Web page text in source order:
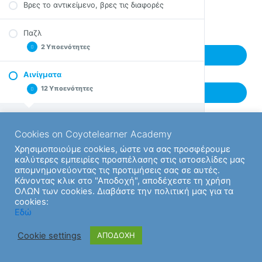
Λύσε το μυστήριο 03
Λύσε το μυστήριο 05
Λύσε το μυστήριο 07
Λύσε το μυστήριο 08
Λύσε το μυστήριο 11
Λύσε το μυστήριο 12
Λύσε το μυστήριο 13
Λύσε το μυστήριο 14
Λύσε το μυστήριο 15
Λύσε το μυστήριο 17
Σκάκι
Τρίλιζα
Παιχνίδι μνήμης
Σουντόκου
Βρες το αντικείμενο, βρες τις διαφορές
Παζλ
2 Υποενότητες
Συρόμενα Παζλ
Αινίγματα
12 Υποενότητες
Αινίγματα 02
Αινίγματα 03
Αινίγματα 04
Αινίγματα 05
Αινίγματα 06
Αινίγματα 08
Back to Ενότητα
Cookies on Coyotelearner Academy
Χρησιμοποιούμε cookies, ώστε να σας προσφέρουμε
καλύτερες εμπειρίες προσπέλασης στις ιστοσελίδες μας
απομνημονεύοντας τις προτιμήσεις σας σε αυτές.
Κάνοντας κλικ στο "Αποδοχή", αποδέχεστε τη χρήση
ΟΛΩΝ των cookies. Διαβάστε την πολιτική μας για τα
cookies:
Εδώ
Cookie settings ΑΠΟΔΟΧΗ